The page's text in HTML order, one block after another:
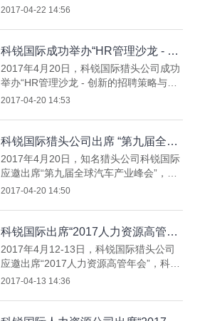
源主题论坛”，科锐国际人力资源公司客
力资源公司在现场设置展台并进行资料展
示。
2017-04-22 14:56
科锐国际成功举办“HR管理沙龙 - 创
新的招聘策略与执行成都站”
2017年4月20日，科锐国际猎头公司成功
举办“HR管理沙龙 - 创新的招聘策略与执
行成都站”。科锐国际猎头公司成渝区域
案总监徐晶劲女士分享 “创新的招聘策略
与执行” 主题演讲；成都龙湖商业地产公
司人力资源及行政部总监黄艳女士分
演讲。
2017-04-20 14:53
科锐国际猎头公司出席 “第九届全球
汽车产业峰会”
2017年4月20日，知名猎头公司科锐国际
应邀出席“第九届全球汽车产业峰会”，科
锐国际猎头公司在现场设置展台并进行资
行互动交流。
2017-04-20 14:50
科锐国际出席“2017人力资源高管年
会”
2017年4月12-13日，科锐国际猎头公司
应邀出席“2017人力资源高管年会”，科锐
国际猎头公司人力资源外包与灵活用工业
2017-04-13 14:36